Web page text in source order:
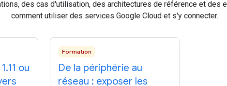
des cas d'utilisation, des architectures de référence et des
comment utiliser des services Google Cloud et s'y connecter.
.11 ou
Formation
De la périphérie au
réseau : exposer les